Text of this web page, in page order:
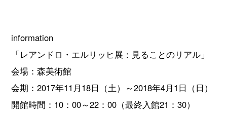
information
「レアンドロ・エルリッヒ展：見ることのリアル」
会場：森美術館
会期：2017年11月18日（土）～2018年4月1日（日）
開館時間：10：00～22：00（最終入館21：30）